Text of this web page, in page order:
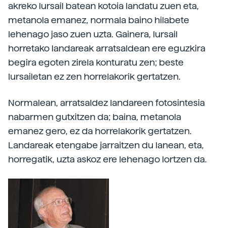
akreko lursail batean kotoia landatu zuen eta,
metanola emanez, normala baino hilabete
lehenago jaso zuen uzta. Gainera, lursail
horretako landareak arratsaldean ere eguzkira
begira egoten zirela konturatu zen; beste
lursailetan ez zen horrelakorik gertatzen.
Normalean, arratsaldez landareen fotosintesia
nabarmen gutxitzen da; baina, metanola
emanez gero, ez da horrelakorik gertatzen.
Landareak etengabe jarraitzen du lanean, eta,
horregatik, uzta askoz ere lehenago lortzen da.